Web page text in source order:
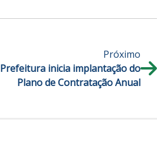
Próximo
Prefeitura inicia implantação do
Plano de Contratação Anual